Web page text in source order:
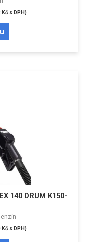
Kč s DPH)
140 DRUM K150-
Kč s DPH)